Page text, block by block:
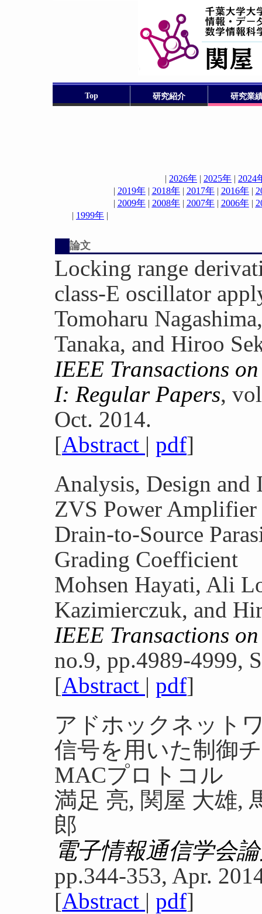
Top 研究紹介 研究業
| 2026年 | 2025年 | 2024
| 2019年| 2018年| 2017年| 2016年|
| 2009年| 2008年| 2007年| 2006年|
| 1999年
論文
Locking range
class-E oscillator
Tomoharu
Tanaka, and Hiroo
IEEE Transactions
I: Regular Papers,
Oct. 2014.
[Abstract | pdf]
Analysis, Design and
ZVS Power
Drain-to-Source
Grading Coefficient
Mohsen Hayati, Ali
Kazimierczuk, and
IEEE Transactions
no.9, pp.4989-4999,
[Abstract | pdf]
アドホックネット
信号を用いた制御
MACプロトコル
満足 亮, 関屋 大雄,
郎
電子情報通信学会
pp.344-353, Apr.
[Abstract | pdf]